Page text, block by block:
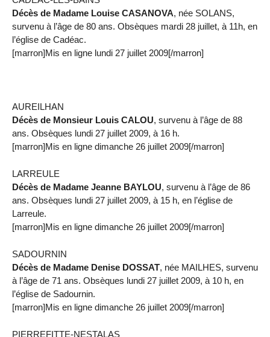
Décès de Madame Louise CASANOVA, née SOLANS,
survenu à l’âge de 80 ans. Obsèques mardi 28 juillet, à 11h, en
l’église de Cadéac.
[marron]Mis en ligne lundi 27 juillet 2009[/marron]
AUREILHAN
Décès de Monsieur Louis CALOU, survenu à l’âge de 88
ans. Obsèques lundi 27 juillet 2009, à 16 h.
[marron]Mis en ligne dimanche 26 juillet 2009[/marron]
LARREULE
Décès de Madame Jeanne BAYLOU, survenu à l’âge de 86
ans. Obsèques lundi 27 juillet 2009, à 15 h, en l’église de
Larreule.
[marron]Mis en ligne dimanche 26 juillet 2009[/marron]
SADOURNIN
Décès de Madame Denise DOSSAT, née MAILHES, survenu
à l’âge de 71 ans. Obsèques lundi 27 juillet 2009, à 10 h, en
l’église de Sadournin.
[marron]Mis en ligne dimanche 26 juillet 2009[/marron]
PIERREFITTE-NESTALAS